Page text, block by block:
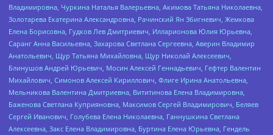
Владимировна, Чуркина Наталья Валерьевна, Акимова Татьяна Николаевна,
Золотарева Екатерина Александровна, Рачинский Ян Збигневич, Жемкова
Елена Борисовна, Гудков Лев Дмитриевич, Илларионова Юлия Юрьевна,
Саранг Анна Васильевна, Захарова Светлана Сергеевна, Аверин Владимир
Анатольевич, Щур Татьяна Михайловна, Щур Николай Алексеевич,
Блинушов Андрей Юрьевич, Мосин Алексей Геннадьевич, Гефтер Валентин
Михайлович, Симонов Алексей Кириллович, Флиге Ирина Анатольевна,
Мельникова Валентина Дмитриевна, Вититинова Елена Владимировна,
Баженова Светлана Куприяновна, Максимов Сергей Владимирович, Беляев
Сергей Иванович, Голубева Елена Николаевна, Ганнушкина Светлана
Алексеевна, Закс Елена Владимировна, Буртина Елена Юрьевна, Гендель